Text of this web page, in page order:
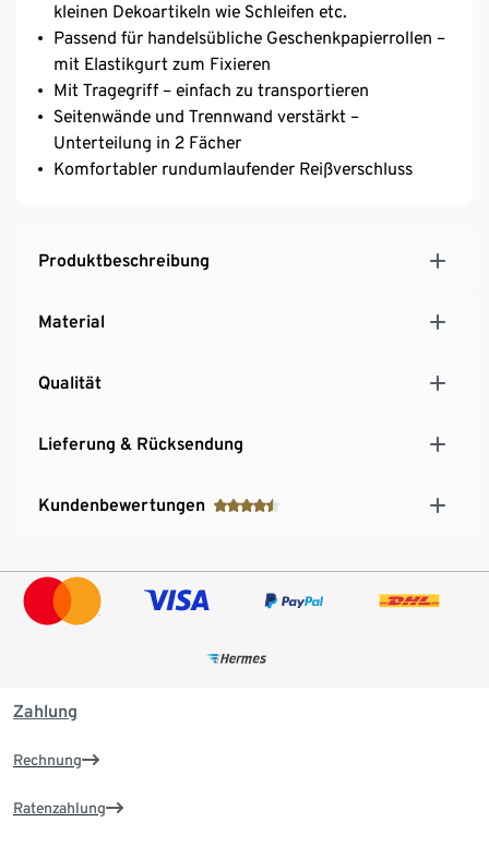
kleinen Dekoartikeln wie Schleifen etc.
Passend für handelsübliche Geschenkpapierrollen –
mit Elastikgurt zum Fixieren
Mit Tragegriff – einfach zu transportieren
Seitenwände und Trennwand verstärkt –
Unterteilung in 2 Fächer
Komfortabler rundumlaufender Reißverschluss
Produktbeschreibung
Material
Qualität
Lieferung & Rücksendung
Kundenbewertungen
Zahlung
Rechnung
Ratenzahlung